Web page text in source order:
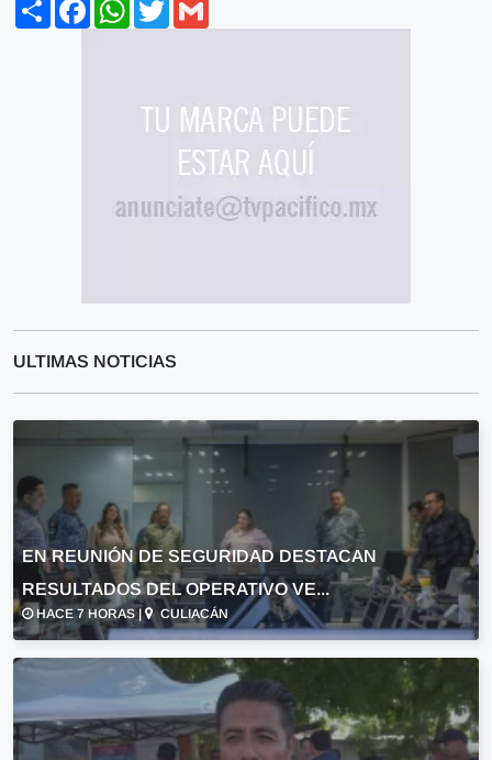
ULTIMAS NOTICIAS
EN REUNIÓN DE SEGURIDAD DESTACAN
RESULTADOS DEL OPERATIVO VE...
HACE 7 HORAS | CULIACÁN